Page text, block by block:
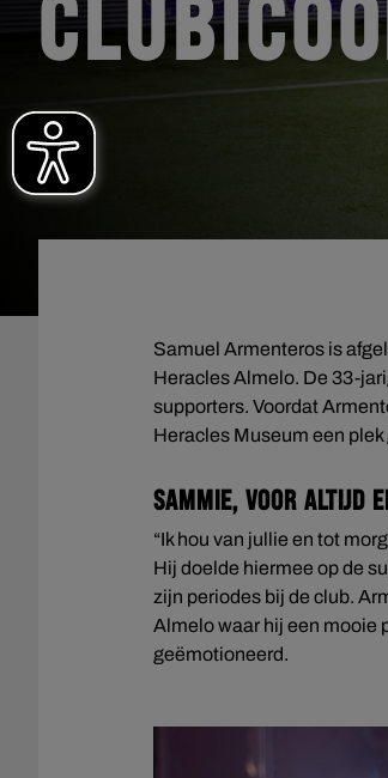
Samuel Armenteros is
Heracles Almelo. De 33-
supporters. Voordat
Heracles Museum een
Sammie, voor altijd
“Ik hou van jullie en tot
Hij doelde hiermee op de
zijn periodes bij de club.
Almelo waar hij een mooie
geëmotioneerd.